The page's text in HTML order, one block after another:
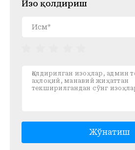
Изоҳ қолдириш
Жўнатиш